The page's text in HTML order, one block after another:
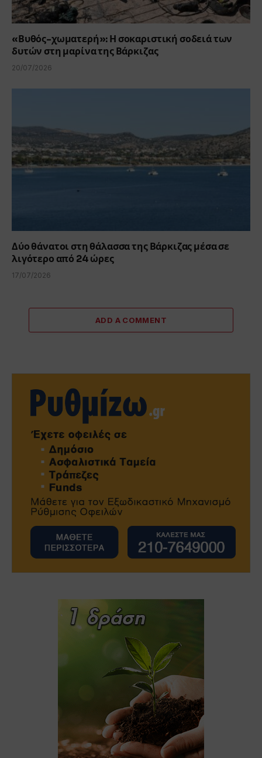
«Βυθός-χωματερή»: Η σοκαριστική σοδειά των
δυτών στη μαρίνα της Βάρκιζας
20/07/2026
Δύο θάνατοι στη θάλασσα της Βάρκιζας μέσα σε
λιγότερο από 24 ώρες
17/07/2026
ADD A COMMENT